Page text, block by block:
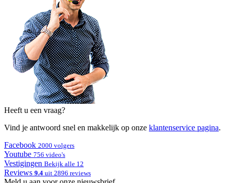
Heeft u een vraag?
Vind je antwoord snel en makkelijk op onze klantenservice pagina.
Facebook 2000 volgers
Youtube 756 video's
Vestigingen Bekijk alle 12
Reviews 9.4 uit 2896 reviews